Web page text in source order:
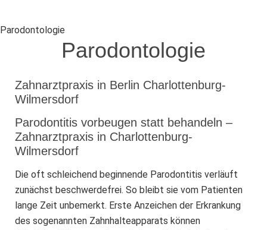
Parodontologie
Parodontologie
Zahnarztpraxis in Berlin Charlottenburg-
Wilmersdorf
Parodontitis vorbeugen statt behandeln –
Zahnarztpraxis in Charlottenburg-
Wilmersdorf
Die oft schleichend beginnende Parodontitis verläuft
zunächst beschwerdefrei. So bleibt sie vom Patienten
lange Zeit unbemerkt. Erste Anzeichen der Erkrankung
des sogenannten Zahnhalteapparats können